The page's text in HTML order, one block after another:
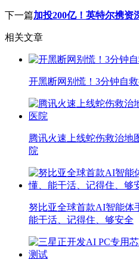
下一篇加投200亿！英特尔携资
相关文章
开黑断网别慌！3分钟自
腾讯火速上线蛇伤救治地
院
努比亚全球首款AI智能体
能干活、记得住、够安全